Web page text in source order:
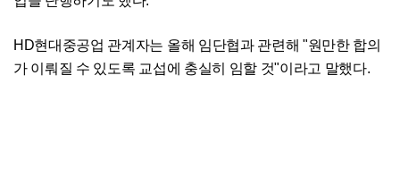
HD현대중공업 관계자는 올해 임단협과 관련해 "원만한 합의
가 이뤄질 수 있도록 교섭에 충실히 임할 것"이라고 말했다.